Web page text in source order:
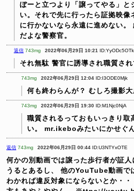
ぼーと立つより「譲ってやる」と
い。それで先に行ったら証拠映像
に行かないなら永遠に進めない。
だよな警察官。
返信 743mg 2022年06月29日 10:21 ID:YyODc5OTk
それ無駄 警官に誘導され職質さ
743mg 2022年06月29日 12:04 ID:I3ODE0Mjk
何も終わらんが？ むしろ撮影
743mg 2022年06月29日 19:30 ID:M1Njc0NjA
職質されるっておもいっきり取
い。
mr.ikeboみたいにかせぐん
返信 743mg 2022年06月29日 00:44 ID:U3NTYxOTE
何かの別動画では譲った歩行者が証人
うるとあるし、
他のYouTube動画で
わかれば違反対象にならないとか・